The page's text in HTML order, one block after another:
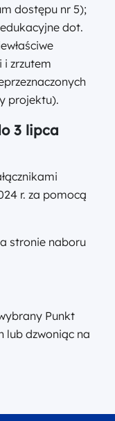
dostępu nr 5);
dot.
i zrzutem
projektu).
3 lipca
r. za pomocą
stronie naboru
Punkt
lub dzwoniąc na